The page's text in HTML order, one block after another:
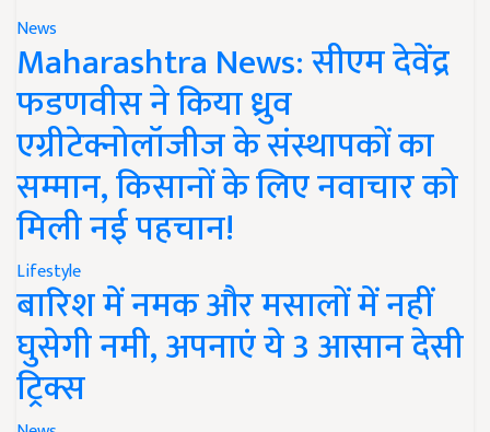
News
Maharashtra News: सीएम देवेंद्र
फडणवीस ने किया ध्रुव
एग्रीटेक्नोलॉजीज के संस्थापकों का
सम्मान, किसानों के लिए नवाचार को
मिली नई पहचान!
Lifestyle
बारिश में नमक और मसालों में नहीं
घुसेगी नमी, अपनाएं ये 3 आसान देसी
ट्रिक्स